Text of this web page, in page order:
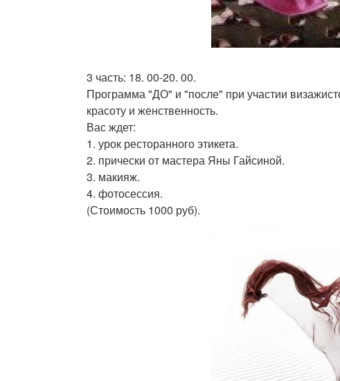
3 часть: 18. 00-20. 00.
Программа "ДО" и "после" при участии
красоту и женственность.
Вас ждет:
1. урок ресторанного этикета.
2. прически от мастера Яны Гайсиной.
3. макияж.
4. фотосессия.
(Стоимость 1000 руб).